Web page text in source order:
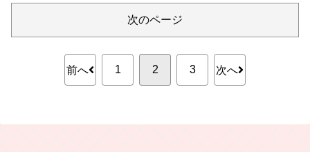
次のページ
前へ 1 2 3 次へ